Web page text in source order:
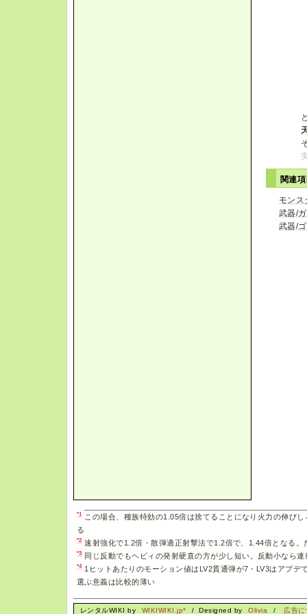
関連
モンス
武器/
武器/
*1
この場合、種族特効の1.05倍は捨てることになり火力の伸び
る
*2 速射強化で1.2倍・散弾適正射撃法で1.2倍で、1.44倍となる
*3 同じ反動でもヘビィの発射硬直の方が少し短い。反動小なら
*4 1ヒットあたりのモーション値はLV2貫通弾が7・LV3はアプ
選ぶ意義は比較的薄い
レンタルWIKI by WIKIWIKI.jp* / Designed by Olivia / 広告に